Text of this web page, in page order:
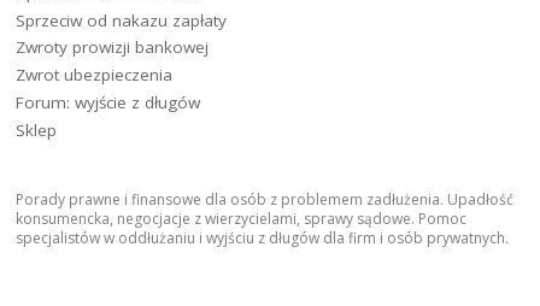
Sprzeciw od nakazu zapłaty
Zwroty prowizji bankowej
Zwrot ubezpieczenia
Forum: wyjście z długów
Sklep
Porady prawne i finansowe dla osób z problemem zadłużenia. Upadłość
konsumencka, negocjacje z wierzycielami, sprawy sądowe. Pomoc
specjalistów w oddłużaniu i wyjściu z długów dla firm i osób prywatnych.